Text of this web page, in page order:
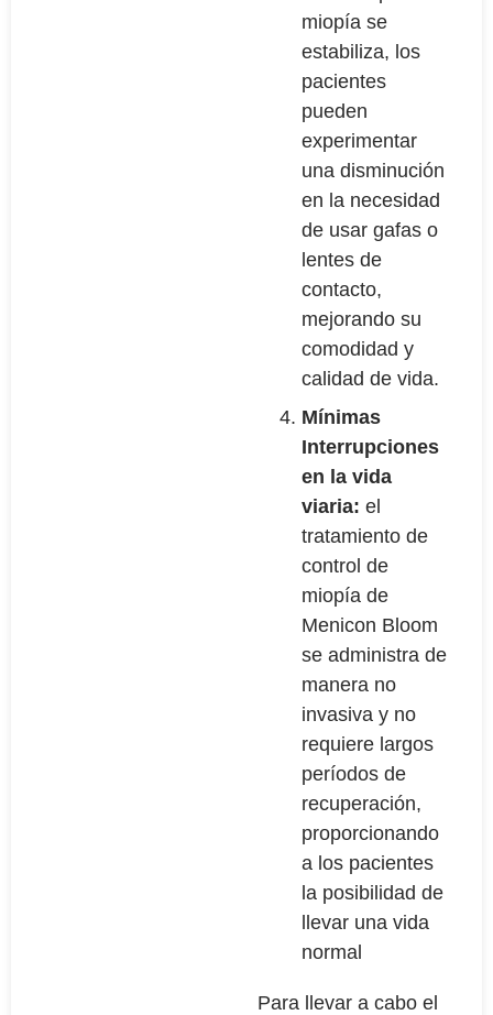
miopía se
estabiliza, los
pacientes
pueden
experimentar
una disminución
en la necesidad
de usar gafas o
lentes de
contacto,
mejorando su
comodidad y
calidad de vida.
Mínimas
Interrupciones
en la vida
viaria: el
tratamiento de
control de
miopía de
Menicon Bloom
se administra de
manera no
invasiva y no
requiere largos
períodos de
recuperación,
proporcionando
a los pacientes
la posibilidad de
llevar una vida
normal
Para llevar a cabo el